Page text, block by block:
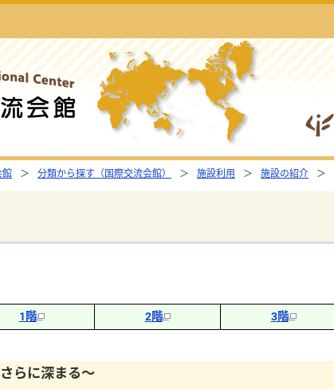
館 分類から探す（国際交流会館） 施設利用 施設の紹介
1階 2階 3階
らに深まる～